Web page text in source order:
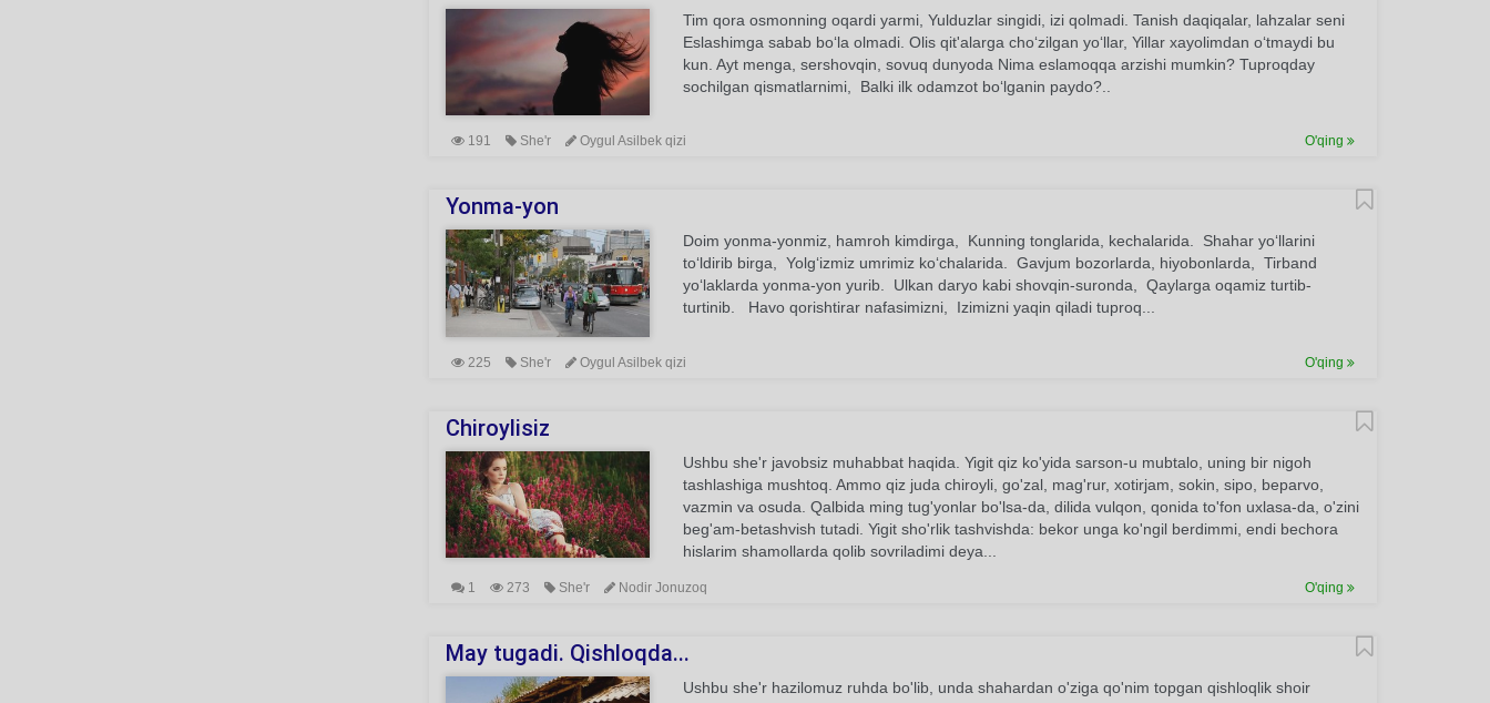
Tim qora osmonning oqardi yarmi, Yulduzlar singidi, izi qolmadi. Tanish daqiqalar, lahzalar seni
Eslashimga sabab bo‘la olmadi. Olis qit'alarga cho‘zilgan yo‘llar, Yillar xayolimdan o‘tmaydi bu
kun. Ayt menga, sershovqin, sovuq dunyoda Nima eslamoqqa arzishi mumkin? Tuproqday
sochilgan qismatlarnimi, Balki ilk odamzot bo‘lganin paydo?..
191 She'r Oygul Asilbek qizi O'qing
Yonma-yon
Doim yonma-yonmiz, hamroh kimdirga, Kunning tonglarida, kechalarida. Shahar yo‘llarini
to‘ldirib birga, Yolg‘izmiz umrimiz ko‘chalarida. Gavjum bozorlarda, hiyobonlarda, Tirband
yo‘laklarda yonma-yon yurib. Ulkan daryo kabi shovqin-suronda, Qaylarga oqamiz turtib-
turtinib. Havo qorishtirar nafasimizni, Izimizni yaqin qiladi tuproq...
225 She'r Oygul Asilbek qizi O'qing
Chiroylisiz
Ushbu she'r javobsiz muhabbat haqida. Yigit qiz ko'yida sarson-u mubtalo, uning bir nigoh
tashlashiga mushtoq. Ammo qiz juda chiroyli, go'zal, mag'rur, xotirjam, sokin, sipo, beparvo,
vazmin va osuda. Qalbida ming tug'yonlar bo'lsa-da, dilida vulqon, qonida to'fon uxlasa-da, o'zini
beg'am-betashvish tutadi. Yigit sho'rlik tashvishda: bekor unga ko'ngil berdimmi, endi bechora
hislarim shamollarda qolib sovriladimi deya...
1 273 She'r Nodir Jonuzoq O'qing
May tugadi. Qishloqda...
Ushbu she'r hazilomuz ruhda bo'lib, unda shahardan o'ziga qo'nim topgan qishloqlik shoir